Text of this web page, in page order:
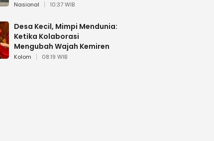
Nasional 10:37 WIB
Desa Kecil, Mimpi Mendunia:
Ketika Kolaborasi
Mengubah Wajah Kemiren
Kolom 08:19 WIB